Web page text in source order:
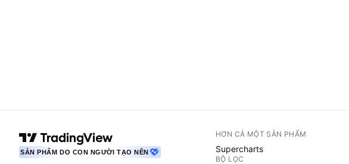
SẢN PHẨM DO CON NGƯỜI TẠO NÊN
HƠN CẢ MỘT SẢN PHẨM
Supercharts
BỘ LỌC